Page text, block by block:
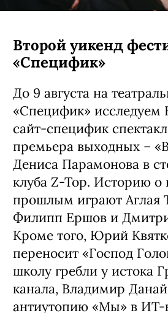
Второй уикенд
«Специфик»
До 9 августа на
«Специфик» исследуем
сайт-специфик
премьера выходных –
Дениса Парамонова в
клуба Z-Top. Историю
прошлым играют Аглая
Филипп Ершов и
Кроме того, Юрий
переносит «Господ
школу гребли у истока
канала, Владимир
антиутопию «Мы» в ИТ-